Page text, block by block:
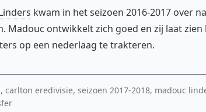
kwam in het seizoen 2016-2017 over
Madouc ontwikkelt zich goed en zij laat
op een nederlaag te trakteren.
carlton eredivisie, seizoen 2017-2018, madouc